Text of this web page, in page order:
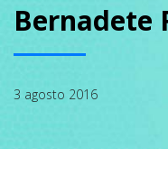
SOBRE
PODCAST
Bernadete
3 agosto 2016